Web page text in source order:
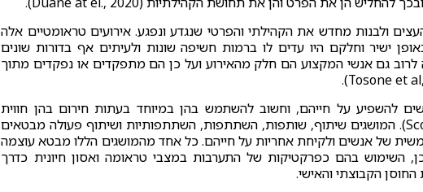
ולבנות מחדש את הקהילתי והפרטי שנגדע ונפגע. אירועים טראומטיים אלה
ישיר וחלקם היו עדים לו ברמות חשיפה שונות ולעיתים אף בדורות שונים
במצבים כאלה לרוב גם אנשי המקצוע הם חלק מהאירוע ועל כן הם מתפקדים או נפקדים מתוך
להשפיע על חייהם, וחשוב להשתמש בהן במיוחד בעתות חירום בהן חווית
השליטה בחיים מתערערת (Scolobig et al, 2015). המושגים שיתוף, שותפות, השתתפות, השתתפותיות ושיתוף פעולה מבטאים
של אנשים ולקיחת אחריות על חייהם. כל אחד מהמושגים הללו מבטא עוצמה
השימוש בהם כפרקטיקות של התערבות במצבי טראומה ואסון חיונית כדרך
הקבוצתי והאישי.